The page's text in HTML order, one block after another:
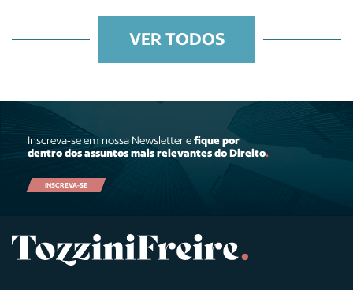
VER TODOS
Inscreva-se em nossa Newsletter efique por
dentro dos assuntos mais relevantes do Direito.
INSCREVA-SE